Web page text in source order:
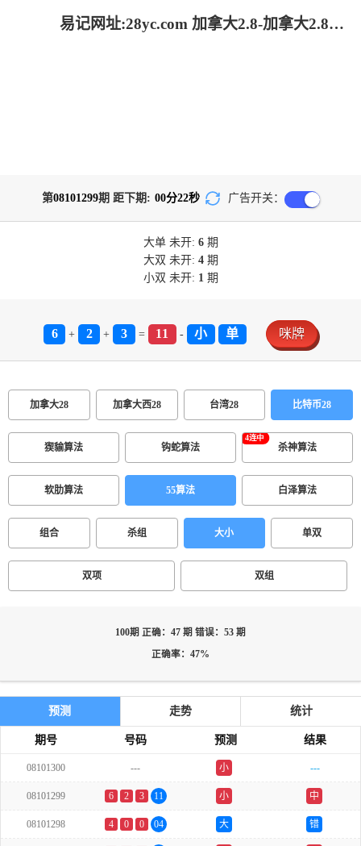
易记网址:28yc.com 加拿大2.8-加拿大2.8预测|神测在线预测pc|pc28加拿大官网在线预测_专注研究加拿大预测!
第08101299期 距下期: 00分21秒 广告开关：
大单 未开: 6期
大双 未开: 4期
小双 未开: 1期
6 + 2 + 3 = 11 - 小 单 咪牌
加拿大28 加拿大西28 台湾28 比特币28
猰貐算法 钩蛇算法 杀神算法
软肋算法 55算法 白泽算法
组合 杀组 大小 单双
双项 双组
100期 正确：47 期 错误：53 期
正确率：47%
预测 走势 统计
期号 号码 预测 结果
08101300 ---
小
---
08101299 6 2 3 11 小 中
08101298 4 0 0 04 大 错